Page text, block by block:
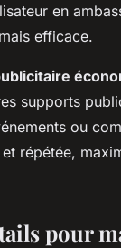
en
efficace.
supports
ou
répétée,
pour